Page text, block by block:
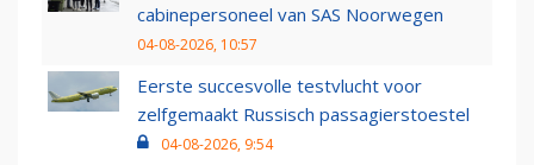
cabinepersoneel van SAS Noorwegen
04-08-2026, 10:57
Eerste succesvolle testvlucht voor
zelfgemaakt Russisch passagierstoestel
04-08-2026, 9:54